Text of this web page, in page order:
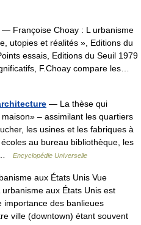
— Françoise Choay : L urbanisme
utopies et réalités », Editions du
essais, Editions du Seuil 1979
F.Choay compare les…
— La thèse qui
– assimilant les quartiers
les usines et les fabriques à
au bureau bibliothèque, les
…
Encyclopédie Universelle
aux États Unis Vue
aux États Unis est
importance des banlieues
ville (downtown) étant souvent